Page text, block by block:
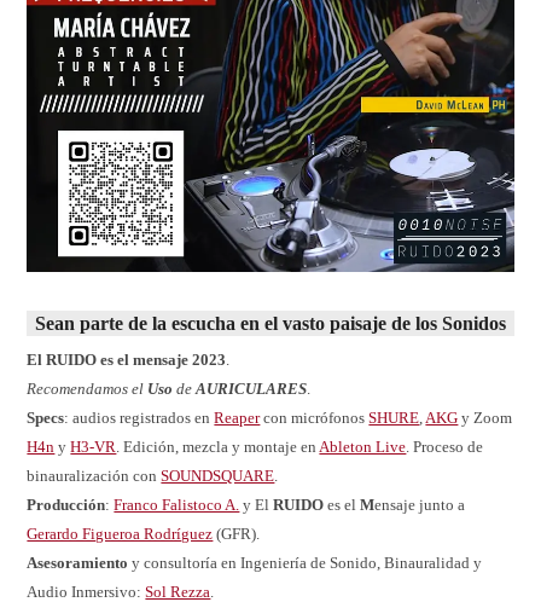
Sean parte de la escucha en el vasto paisaje de los Sonidos
El RUIDO es el mensaje 2023
Recomendamos el Uso deAURICULARES
Specs: audios registrados enReapercon micrófonosSHURE AKG y Zoom
H4n yH3-VR . Edición, mezcla y montaje en Ableton Live . Proceso de
binauralización conSOUNDSQUARE
Producción:Franco Falistoco A. y ElRUIDO es elMensaje junto a
Gerardo Figueroa Rodríguez (GFR).
Asesoramiento y consultoría en Ingeniería de Sonido, Binauralidad y
Audio Inmersivo:Sol Rezza